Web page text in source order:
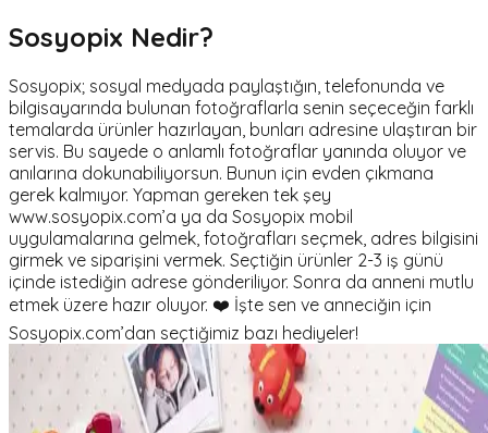
Sosyopix Nedir?
Sosyopix; sosyal medyada paylaştığın, telefonunda ve
bilgisayarında bulunan fotoğraflarla senin seçeceğin farklı
temalarda ürünler hazırlayan, bunları adresine ulaştıran bir
servis. Bu sayede o anlamlı fotoğraflar yanında oluyor ve
anılarına dokunabiliyorsun. Bunun için evden çıkmana
gerek kalmıyor. Yapman gereken tek şey
www.sosyopix.com’a ya da Sosyopix mobil
uygulamalarına gelmek, fotoğrafları seçmek, adres bilgisini
girmek ve siparişini vermek. Seçtiğin ürünler 2-3 iş günü
içinde istediğin adrese gönderiliyor. Sonra da anneni mutlu
etmek üzere hazır oluyor. ❤️ İşte sen ve anneciğin için
Sosyopix.com’dan seçtiğimiz bazı hediyeler!